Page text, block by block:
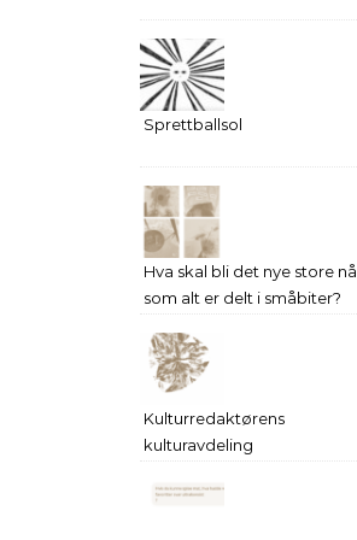
Sprettballsol
Hva skal bli det nye store nå
som alt er delt i småbiter?
Kulturredaktørens
kulturavdeling